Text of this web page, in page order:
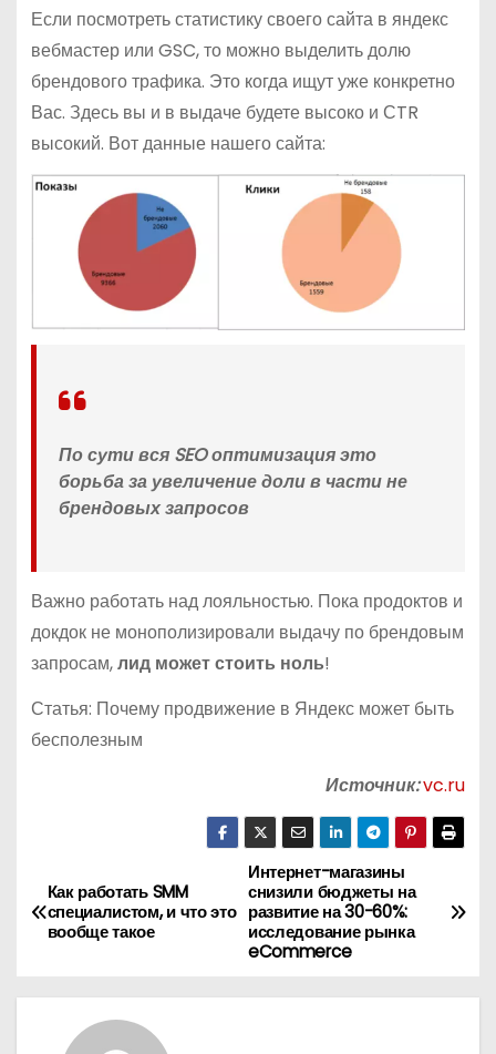
Если посмотреть статистику своего сайта в яндекс
вебмастер или GSC, то можно выделить долю
брендового трафика. Это когда ищут уже конкретно
Вас. Здесь вы и в выдаче будете высоко и СTR
высокий. Вот данные нашего сайта:
По сути вся SEO оптимизация это
борьба за увеличение доли в части не
брендовых запросов
Важно работать над лояльностью. Пока продоктов и
докдок не монополизировали выдачу по брендовым
запросам,лид может стоить ноль!
Статья: Почему продвижение в Яндекс может быть
бесполезным
Источник:vc.ru
Н
а
Интернет-магазины
снизили бюджеты на
развитие на 30-60%:
исследование рынка
eCommerce
Как работать SMM
специалистом, и что это
вообще такое